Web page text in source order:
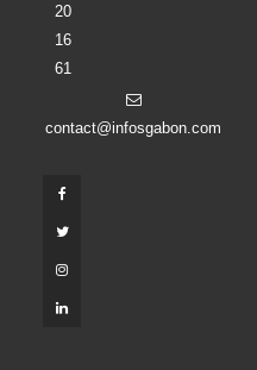
20
16
61
contact@infosgabon.com